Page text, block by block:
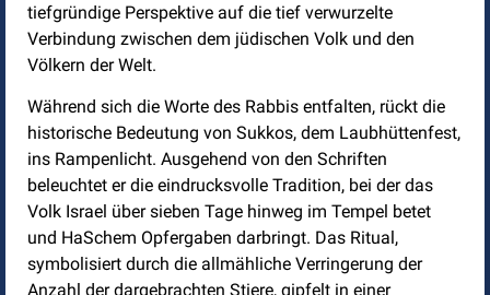
tiefgründige Perspektive auf die tief verwurzelte
Verbindung zwischen dem jüdischen Volk und den
Völkern der Welt.
Während sich die Worte des Rabbis entfalten, rückt die
historische Bedeutung von Sukkos, dem Laubhüttenfest,
ins Rampenlicht. Ausgehend von den Schriften
beleuchtet er die eindrucksvolle Tradition, bei der das
Volk Israel über sieben Tage hinweg im Tempel betet
und HaSchem Opfergaben darbringt. Das Ritual,
symbolisiert durch die allmähliche Verringerung der
Anzahl der dargebrachten Stiere, gipfelt in einer